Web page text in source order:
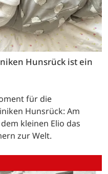
Hunsrück ist ein
für die
Hunsrück: Am
kleinen Elio das
zur Welt.